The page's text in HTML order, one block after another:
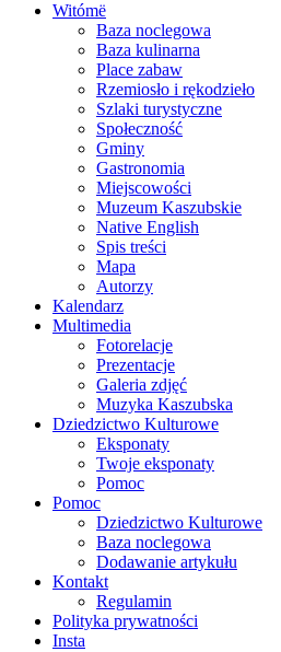
Witómë
Baza noclegowa
Baza kulinarna
Place zabaw
Rzemiosło i rękodzieło
Szlaki turystyczne
Społeczność
Gminy
Gastronomia
Miejscowości
Muzeum Kaszubskie
Native English
Spis treści
Mapa
Autorzy
Kalendarz
Multimedia
Fotorelacje
Prezentacje
Galeria zdjęć
Muzyka Kaszubska
Dziedzictwo Kulturowe
Eksponaty
Twoje eksponaty
Pomoc
Pomoc
Dziedzictwo Kulturowe
Baza noclegowa
Dodawanie artykułu
Kontakt
Regulamin
Polityka prywatności
Insta